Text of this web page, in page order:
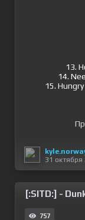
13.
14.
15.
31 октября
[:SITD:] -
757